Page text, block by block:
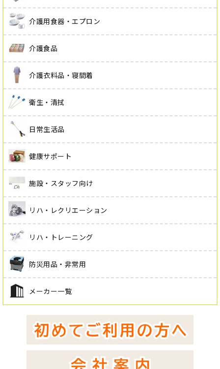
介護用食器・エプロン
介護食品
介護衣料品・寝間着
衛生・清拭
日常生活品
健康サポート
施設・スタッフ向け
リハ・レクリエーション
リハ・トレーニング
防災用品・非常用
メーカー一覧